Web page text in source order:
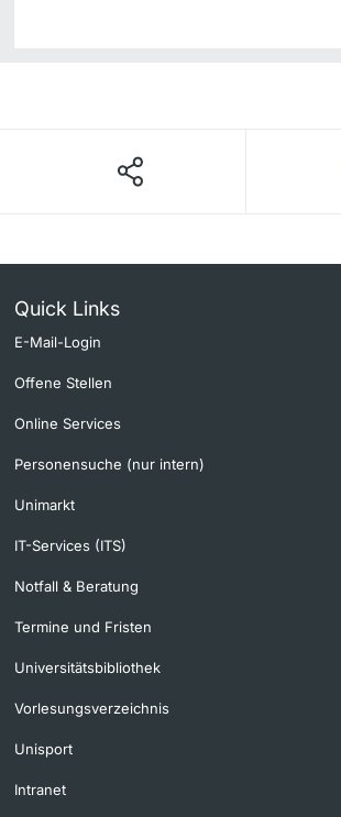
Quick Links
E-Mail-Login
Offene Stellen
Online Services
Personensuche (nur intern)
Unimarkt
IT-Services (ITS)
Notfall & Beratung
Termine und Fristen
Universitätsbibliothek
Vorlesungsverzeichnis
Unisport
Intranet